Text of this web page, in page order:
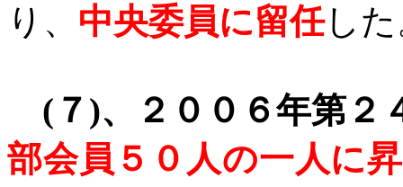
り、 中央委員に留任し
( ７ )、２００６年第２
部会員５０人の一人に